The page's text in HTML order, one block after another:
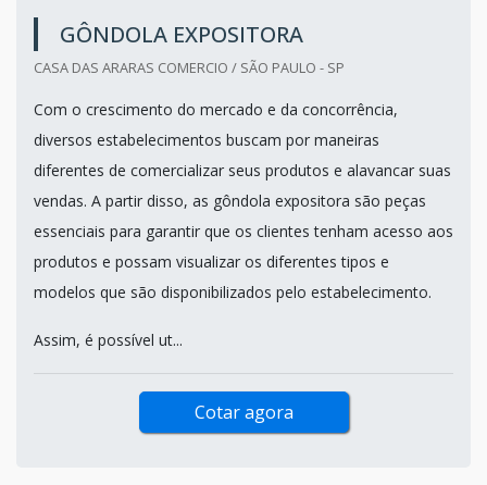
GÔNDOLA EXPOSITORA
CASA DAS ARARAS COMERCIO / SÃO PAULO - SP
Com o crescimento do mercado e da concorrência,
diversos estabelecimentos buscam por maneiras
diferentes de comercializar seus produtos e alavancar suas
vendas. A partir disso, as gôndola expositora são peças
essenciais para garantir que os clientes tenham acesso aos
produtos e possam visualizar os diferentes tipos e
modelos que são disponibilizados pelo estabelecimento.
Assim, é possível ut...
Cotar agora